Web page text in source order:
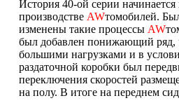
История 40-ой серии
производстве AWтомобилей.
изменены такие процессы AW
был добавлен понижающий ряд,
большими нагрузками и в
раздаточной коробки был
переключения скоростей
на полу. В итоге на переднем